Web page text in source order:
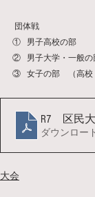
団体戦
①   男子高校の部
②   男子大学・一般の
③   女子の部　（高校
R7 区民
ダウンロー
大会